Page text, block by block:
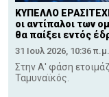
ΚΥΠΕΛΛΟ
οι αντίπαλοι των
θα παίξει εντός
31 Ιουλ 2026, 10:36 π.μ.
Στην Α' φάση
Ταμυναϊκός.